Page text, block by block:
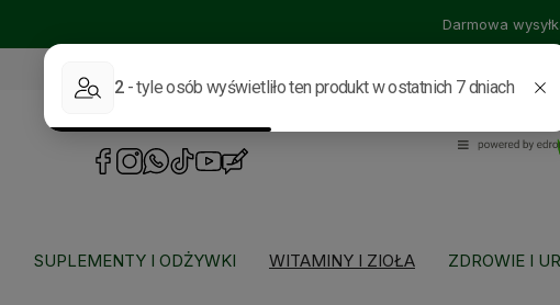
Darmowa
SUPLEMENTY I ODŻYWKI WITAMINY I ZIOŁA ZDROWIE I